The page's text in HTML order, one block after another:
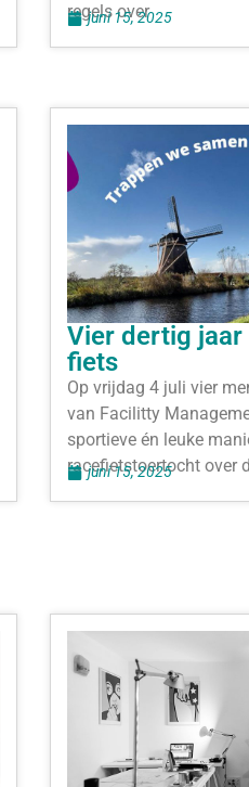
regels over
juni 15, 2025
Vier dertig jaar
fiets
Op vrijdag 4 juli vier
van Facilitty
sportieve én leuke
racefietstoertocht over
juni 15, 2025